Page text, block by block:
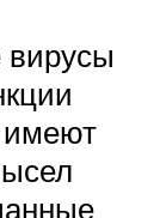
вирусы
имеют